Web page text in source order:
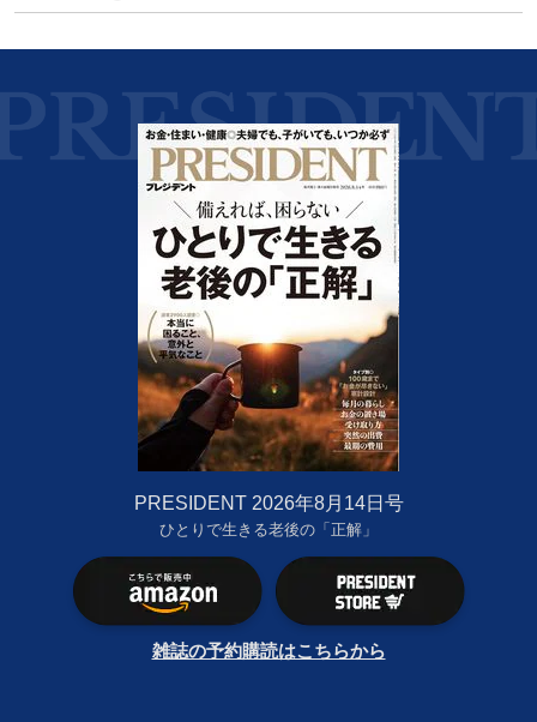
PRESIDENT 2026年8月14日号
ひとりで生きる老後の「正解」
雑誌の予約購読はこちらから